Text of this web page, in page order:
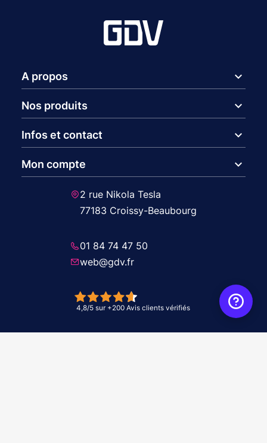
A propos expand_more
Nos produits expand_more
Infos et contact expand_more
Mon compte expand_more
2 rue Nikola Tesla
77183 Croissy-Beaubourg
01 84 74 47 50
web@gdv.fr